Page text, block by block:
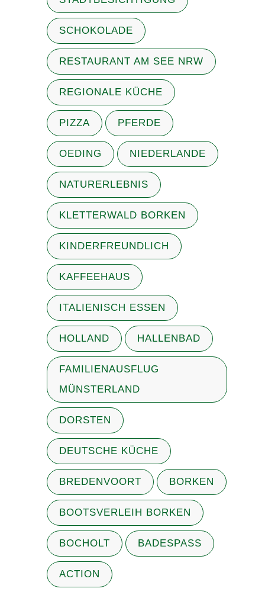
SCHOKOLADE
RESTAURANT AM SEE NRW
REGIONALE KÜCHE
PIZZA PFERDE
OEDING NIEDERLANDE
NATURERLEBNIS
KLETTERWALD BORKEN
KINDERFREUNDLICH
KAFFEEHAUS
ITALIENISCH ESSEN
HOLLAND HALLENBAD
FAMILIENAUSFLUG
MÜNSTERLAND
DORSTEN
DEUTSCHE KÜCHE
BREDENVOORT BORKEN
BOOTSVERLEIH BORKEN
BOCHOLT BADESPASS
ACTION